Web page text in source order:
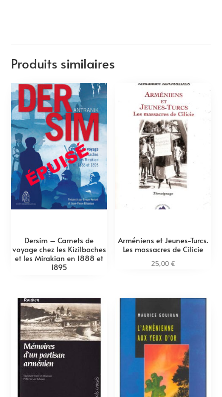
Produits similaires
Dersim – Carnets de
voyage chez les Kizilbaches
et les Mirakian en 1888 et
1895
Arméniens et Jeunes-Turcs.
Les massacres de Cilicie
25,00 €